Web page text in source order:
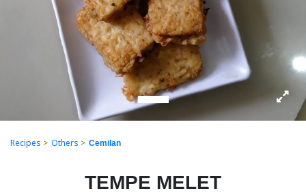
Recipes > Others > Cemilan
TEMPE MELET